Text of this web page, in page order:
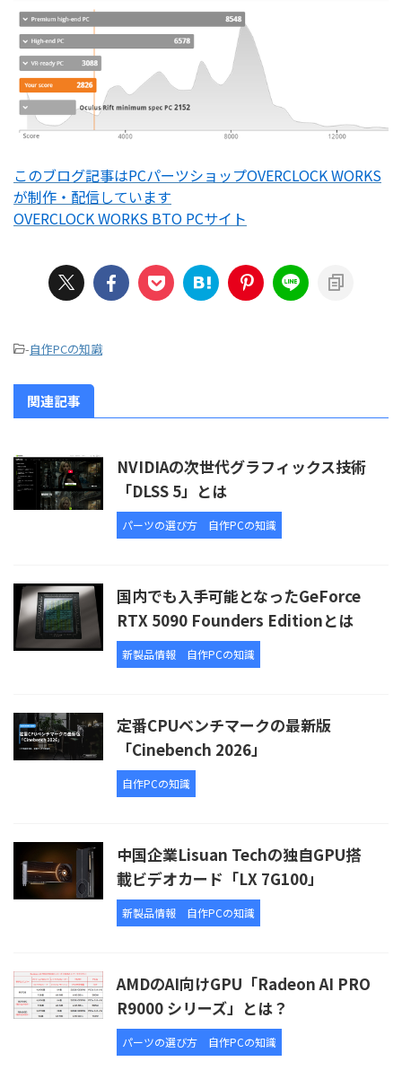
このブログ記事はPCパーツショップOVERCLOCK WORKS
が制作・配信しています
OVERCLOCK WORKS BTO PCサイト
-自作PCの知識
関連記事
NVIDIAの次世代グラフィックス技術
「DLSS 5」とは
パーツの選び方 自作PCの知識
国内でも入手可能となったGeForce
RTX 5090 Founders Editionとは
新製品情報 自作PCの知識
定番CPUベンチマークの最新版
「Cinebench 2026」
自作PCの知識
中国企業Lisuan Techの独自GPU搭
載ビデオカード「LX 7G100」
新製品情報 自作PCの知識
AMDのAI向けGPU「Radeon AI PRO
R9000 シリーズ」とは？
パーツの選び方 自作PCの知識